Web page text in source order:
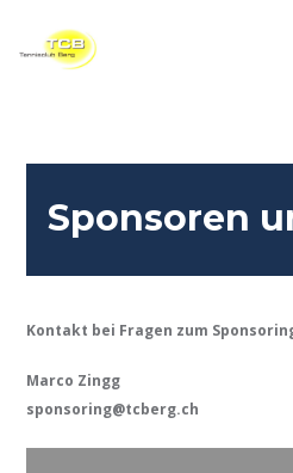
Sponsoren
Kontakt bei Fragen zum
Marco Zingg
sponsoring@tcberg.ch